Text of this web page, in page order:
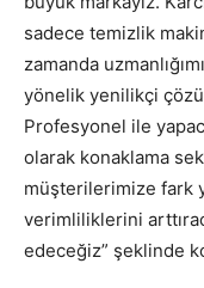
sadece temizlik
zamanda
yönelik yenilikçi
Profesyonel ile
olarak konaklama
müşterilerimize fark
verimliliklerini
edeceğiz” şeklinde